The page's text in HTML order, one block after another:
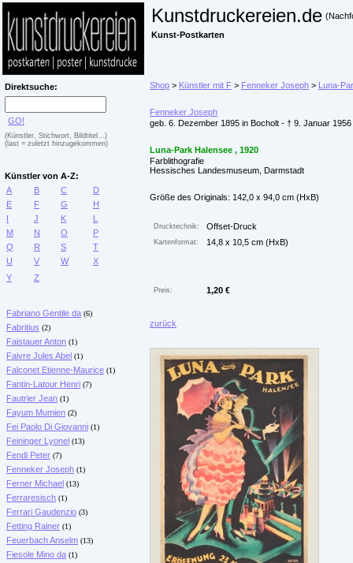
Kunstdruckereien.de
Kunst-Postkarten
Direktsuche:
GO!
(Künstler, Stichwort, Bildtitel...)
(last = zuletzt hinzugekommen)
Künstler von A-Z:
A
B C
D
E
F G
H
I
J K
L
M
N O
P
Q
R S
T
U
V W
X
Y
Z
Fabriano Gentile da (6)
Fabritius (2)
Faistauer Anton (1)
Faivre Jules Abel (1)
Falconet Etienne-Maurice (1)
Fantin-Latour Henri (7)
Fautrier Jean (1)
Fayum Mumien (2)
Fei Paolo Di Giovanni (1)
Feininger Lyonel (13)
Fendi Peter (7)
Fenneker Joseph (1)
Ferner Michael (13)
Ferraresisch (1)
Ferrari Gaudenzio (3)
Fetting Rainer (1)
Feuerbach Anselm (13)
Fiesole Mino da (1)
Shop > Künstler mit F > Fenneker Joseph > Luna-
Fenneker Joseph
geb. 6. Dezember 1895 in Bocholt - † 9. Januar
Luna-Park Halensee , 1920
Farblithografie
Hessisches Landesmuseum, Darmstadt
Größe des Originals: 142,0 x 94,0 cm (HxB)
Drucktechnik: Offset-Druck
Kartenformat: 14,8 x 10,5 cm (HxB)
Preis: 1,20 €
zurück